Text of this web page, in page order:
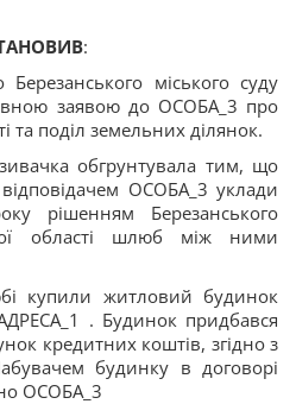
:
міського суду
заявою до ОСОБА_3 про
та поділ земельних ділянок.
обгрунтувала тим, що
ОСОБА_3 уклади
рішенням Березанського
області шлюб між ними
купили житловий будинок
. Будинок придбався
кредитних коштів, згідно з
будинку в договорі
ОСОБА_3